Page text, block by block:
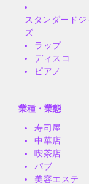
スタンダードジ
ズ
ラップ
ディスコ
ピアノ
業種・業態
寿司屋
中華店
喫茶店
パブ
美容エステ